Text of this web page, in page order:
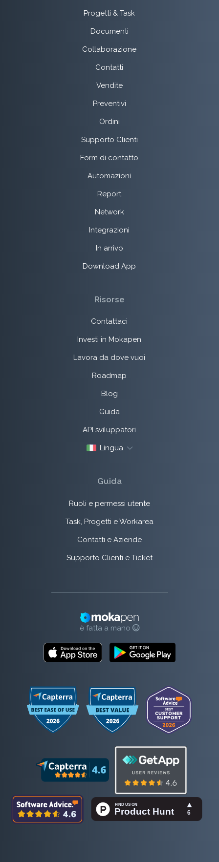
Progetti & Task
Documenti
Collaborazione
Contatti
Vendite
Preventivi
Ordini
Supporto Clienti
Form di contatto
Automazioni
Report
Network
Integrazioni
In arrivo
Download App
Risorse
Contattaci
Investi in Mokapen
Lavora da dove vuoi
Roadmap
Blog
Guida
API sviluppatori
Lingua
Guida
Ruoli e permessi utente
Task, Progetti e Workarea
Contatti e Aziende
Supporto Clienti e Ticket
è fatta a mano